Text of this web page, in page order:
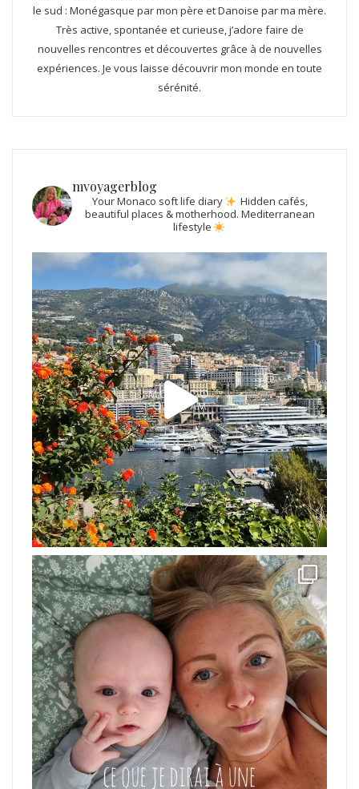
le sud : Monégasque par mon père et Danoise par ma mère.
Très active, spontanée et curieuse, j’adore faire de
nouvelles rencontres et découvertes grâce à de nouvelles
expériences. Je vous laisse découvrir mon monde en toute
sérénité.
mvoyagerblog
Your Monaco soft life diary
Hidden cafés,
beautiful places & motherhood. Mediterranean
lifestyle